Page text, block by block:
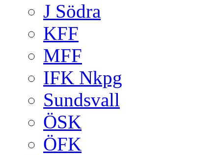
J Södra
KFF
MFF
IFK Nkpg
Sundsvall
ÖSK
ÖFK